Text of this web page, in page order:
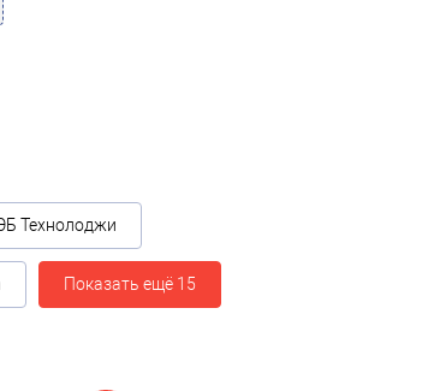
Технолоджи
Показать ещё 15